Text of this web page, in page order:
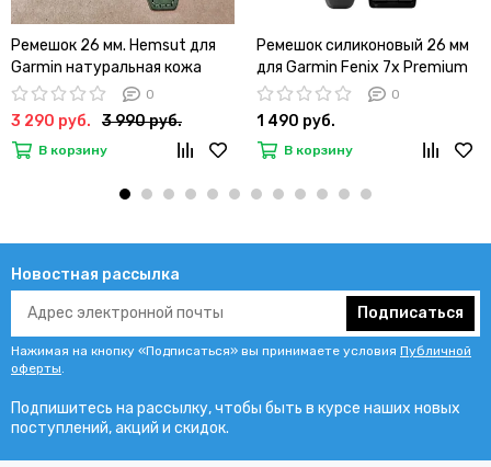
Ремешок 26 мм. Hemsut для
Garmin натуральная кожа
(Зеленый)
0
3 290 руб. 3 990 руб.
В корзину
Ремешок силиконовый 26 мм
для Garmin Fenix 7x Premium
быстросъемный QuickFit
(Черный)
0
1 490 руб.
В корзину
Новостная рассылка
Подписаться
Нажимая на кнопку «Подписаться» вы принимаете условия Публичной
оферты.
Подпишитесь на рассылку, чтобы быть в курсе наших новых
поступлений, акций и скидок.